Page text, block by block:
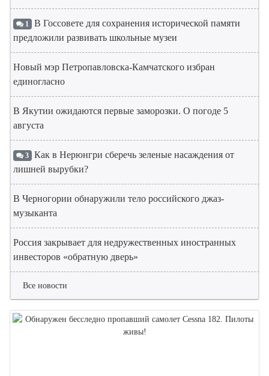
1 В Госсовете для сохранения исторической памяти
предложили развивать школьные музеи
Новый мэр Петропавловска-Камчатского избран
единогласно
В Якутии ожидаются первые заморозки. О погоде 5
августа
3 Как в Нерюнгри сберечь зеленые насаждения от
лишней вырубки?
В Черногории обнаружили тело российского джаз-
музыканта
Россия закрывает для недружественных иностранных
инвесторов «обратную дверь»
Все новости